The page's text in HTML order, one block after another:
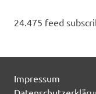
24.475 feed
Impressum